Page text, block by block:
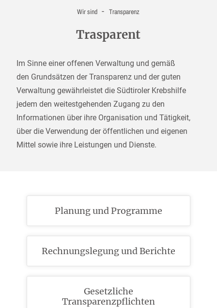
Wir sind - Transparenz
Trasparent
Im Sinne einer offenen Verwaltung und gemäß
den Grundsätzen der Transparenz und der guten
Verwaltung gewährleistet die Südtiroler Krebshilfe
jedem den weitestgehenden Zugang zu den
Informationen über ihre Organisation und Tätigkeit,
über die Verwendung der öffentlichen und eigenen
Mittel sowie ihre Leistungen und Dienste.
Planung und Programme
Rechnungslegung und Berichte
Gesetzliche
Transparenzpflichten